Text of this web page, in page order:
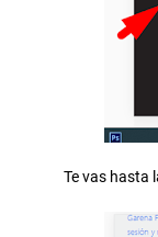
Te vas hasta